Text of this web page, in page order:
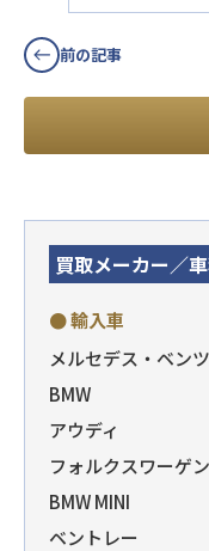
前の記事
買取メーカー／
● 輸入車
メルセデス・ベンツ
BMW
アウディ
フォルクスワーゲン
BMW MINI
ベントレー